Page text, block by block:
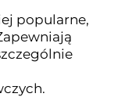
popularne,